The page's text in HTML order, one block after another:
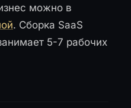
можно в
. Сборка SaaS
5-7 рабочих